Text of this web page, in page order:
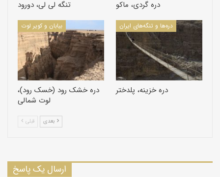
تنگه هلت، پلدختر
تنگه لی لی، دورود دره گردی، ماکو
بیابان و کویر لوت
دره خشک رود (خسک رود)،
لوت شمالی
دره‌ها و تنگه‌های ایران
دره خزینه، پلدختر
قبلی
ارسال یک پاسخ